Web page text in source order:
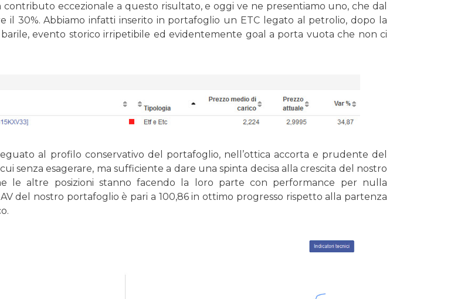
eccezionale a questo risultato, e oggi ve ne presentiamo uno, che dal
il 30%. Abbiamo infatti inserito in portafoglio un ETC legato al petrolio, dopo la
evento storico irripetibile ed evidentemente goal a porta vuota che non ci
al profilo conservativo del portafoglio, nell’ottica accorta e prudente del
senza esagerare, ma sufficiente a dare una spinta decisa alla crescita del nostro
le altre posizioni stanno facendo la loro parte con performance per nulla
del nostro portafoglio è pari a 100,86 in ottimo progresso rispetto alla partenza